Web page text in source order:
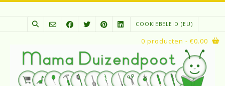
Spring
COOKIEBELEID (EU)
0 producten - €0.00